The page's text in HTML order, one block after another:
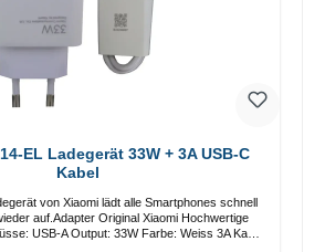
Ladegerät 33W + 3A USB-C
Kabel
von Xiaomi lädt alle Smartphones schnell
auf.Adapter Original Xiaomi Hochwertige